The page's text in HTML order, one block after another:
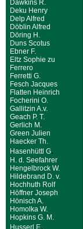
Dawkins R.
Deku Henry
Delp Alfred
Döblin Alfred
Döring H.
Duns Scotus
Ebner F.
Eltz Sophie zu
Ferrero
Ferretti G.
Fesch Jacques
Flatten Heinrich
Focherini O.
Gallitzin A.v.
Geach P. T.
Gerlich M.
Green Julien
Haecker Th.
Hasenhüttl G.
H. d. Seefahrer
Hengelbrock W.
Hildebrand D. v.
Hochhuth Rolf
Höffner Joseph
Hönisch A.
Homolka W.
Hopkins G. M.
Husserl E.